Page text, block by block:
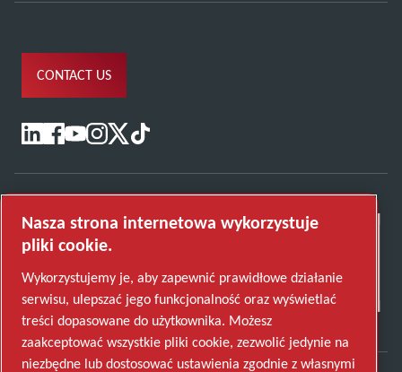
CONTACT US
Nasza strona internetowa wykorzystuje
pliki cookie.
Wykorzystujemy je, aby zapewnić prawidłowe działanie
serwisu, ulepszać jego funkcjonalność oraz wyświetlać
treści dopasowane do użytkownika. Możesz
zaakceptować wszystkie pliki cookie, zezwolić jedynie na
niezbędne lub dostosować ustawienia zgodnie z własnymi